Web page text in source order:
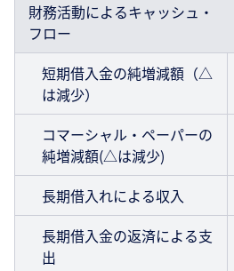
財務活動によるキャッシュ・
フロー
短期借入金の純増減額（△
は減少）
コマーシャル・ペーパーの
純増減額(△は減少)
長期借入れによる収入
長期借入金の返済による支
出